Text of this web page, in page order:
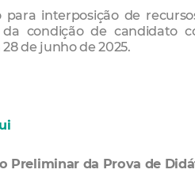
para interposição de
condição de candidato
de junho de 2025.
Preliminar da Prova de